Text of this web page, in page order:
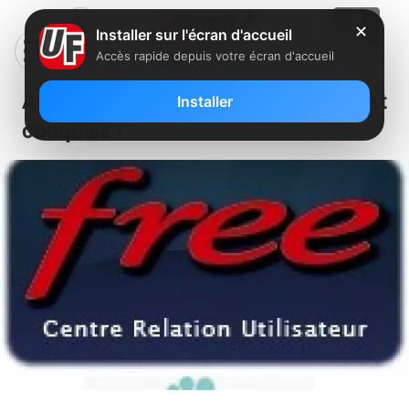
Assistance de proximité : Paris est
conquise !
✕
Installer sur l'écran d'accueil
Accès rapide depuis votre écran d'accueil
Installer